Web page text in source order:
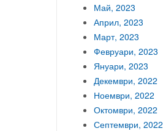
Май, 2023
Април, 2023
Март, 2023
Февруари, 2023
Януари, 2023
Декември, 2022
Ноември, 2022
Октомври, 2022
Септември, 2022